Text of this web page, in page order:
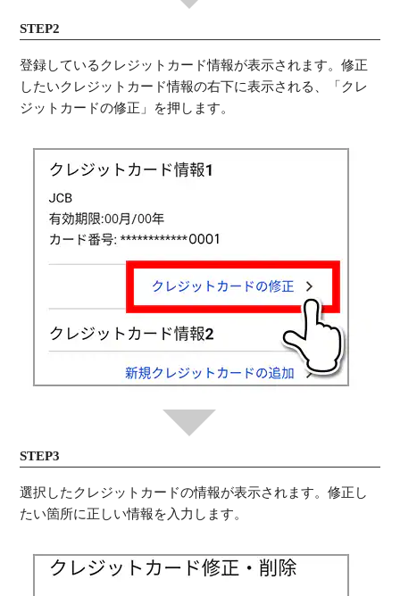
STEP2
登録しているクレジットカード情報が表示されます。修正
したいクレジットカード情報の右下に表示される、「クレ
ジットカードの修正」を押します。
STEP3
選択したクレジットカードの情報が表示されます。修正し
たい箇所に正しい情報を入力します。